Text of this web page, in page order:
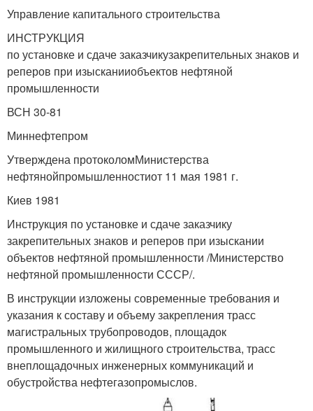
Управление капитального строительства
ИНСТРУКЦИЯ
по установке и сдаче заказчикузакрепительных знаков и
реперов при изысканииобъектов нефтяной
промышленности
ВСН 30-81
Миннефтепром
Утверждена протоколомМинистерства
нефтянойпромышленностиот 11 мая 1981 г.
Киев 1981
Инструкция по установке и сдаче заказчику
закрепительных знаков и реперов при изыскании
объектов нефтяной промышленности /Министерство
нефтяной промышленности СССР/.
В инструкции изложены современные требования и
указания к составу и объему закрепления трасс
магистральных трубопроводов, площадок
промышленного и жилищного строительства, трасс
внеплощадочных инженерных коммуникаций и
обустройства нефтегазопромыслов.